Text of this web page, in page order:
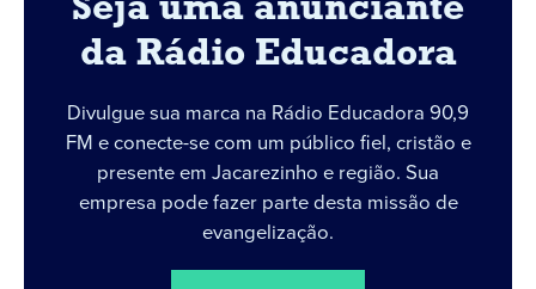
Seja uma anunciante
da Rádio Educadora
Divulgue sua marca na Rádio Educadora 90,9
FM e conecte-se com um público fiel, cristão e
presente em Jacarezinho e região. Sua
empresa pode fazer parte desta missão de
evangelização.